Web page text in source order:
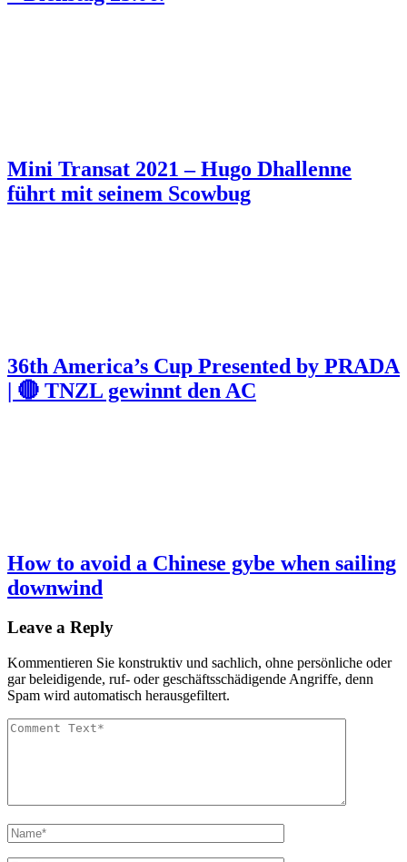
Mini Transat 2021 – Hugo Dhallenne
führt mit seinem Scowbug
36th America’s Cup Presented by PRADA
| 🔴 TNZL gewinnt den AC
How to avoid a Chinese gybe when sailing
downwind
Leave a Reply
Kommentieren Sie konstruktiv und sachlich, ohne persönliche oder
gar beleidigende, ruf- oder geschäftsschädigende Angriffe, denn
Spam wird automatisch herausgefiltert.